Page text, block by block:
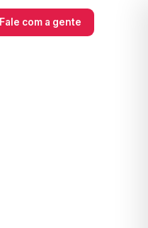
Fale com a gente